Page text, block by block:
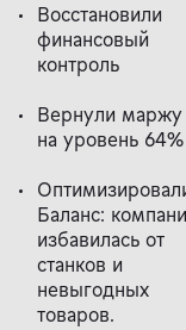
Восстановили
финансовый
контроль
Вернули маржу
на уровень 64%
Баланс:
избавилась от
станков и
невыгодных
товаров.